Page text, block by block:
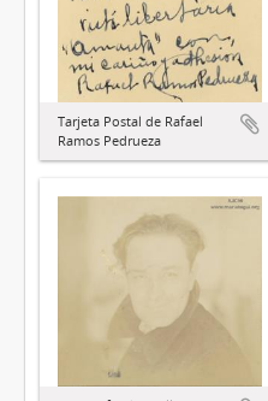
Tarjeta Postal de Rafael
Ramos Pedrueza